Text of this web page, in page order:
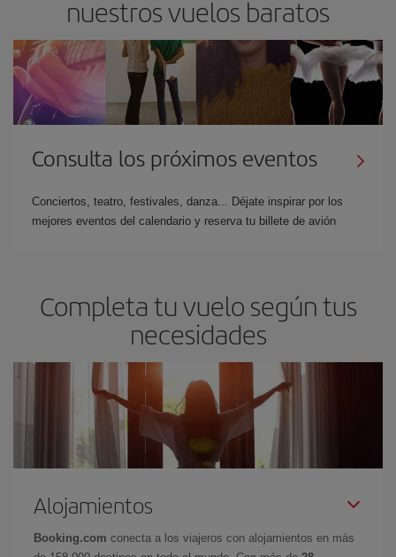
nuestros vuelos baratos
Consulta los próximos eventos
Conciertos, teatro, festivales, danza... Déjate inspirar por los
mejores eventos del calendario y reserva tu billete de avión
Completa tu vuelo según tus
necesidades
Alojamientos
Booking.com conecta a los viajeros con alojamientos en más